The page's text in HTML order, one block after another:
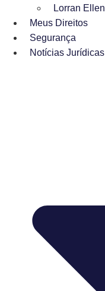
Lorran Ellen
Meus Direitos
Segurança
Notícias Jurídicas